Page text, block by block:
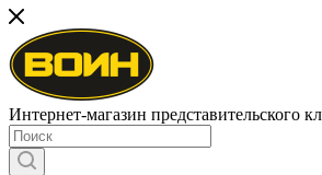
Интернет-магазин представительского